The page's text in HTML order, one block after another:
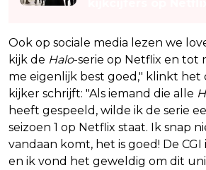
Ook op sociale media lezen we
kijk de Halo-serie op Netflix en tot
me eigenlijk best goed," klinkt het
kijker schrijft: "Als iemand die alle
heeft gespeeld, wilde ik de serie
seizoen 1 op Netflix staat. Ik snap
vandaan komt, het is goed! De
en ik vond het geweldig om dit